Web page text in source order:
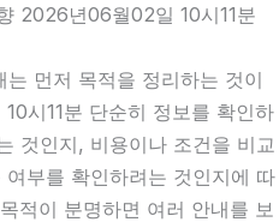
2026년06월02일 10시11분
먼저 목적을 정리하는 것이
시11분 단순히 정보를 확인하
것인지, 비용이나 조건을 비교
부를 확인하려는 것인지에 따
적이 분명하면 여러 안내를 보